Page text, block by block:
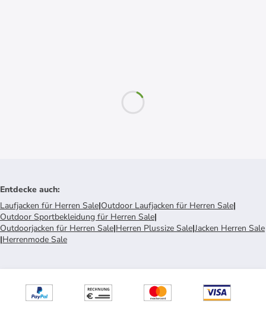
Entdecke auch:
Laufjacken für Herren Sale|Outdoor Laufjacken für Herren Sale|
Outdoor Sportbekleidung für Herren Sale|
Outdoorjacken für Herren Sale|Herren Plussize Sale|Jacken Herren Sale
|Herrenmode Sale